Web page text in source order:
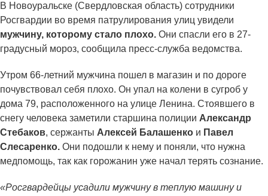
В Новоуральске (Свердловская область) сотрудники
Росгвардии во время патрулирования улиц увидели
мужчину, которому стало плохо. Они спасли его в 27-
градусный мороз, сообщила пресс-служба ведомства.
Утром 66-летний мужчина пошел в магазин и по дороге
почувствовал себя плохо. Он упал на колени в сугроб у
дома 79, расположенного на улице Ленина. Стоявшего в
снегу человека заметили старшина полиции Александр
Стебаков, сержанты Алексей Балашенко и Павел
Слесаренко. Они подошли к нему и поняли, что нужна
медпомощь, так как горожанин уже начал терять сознание.
«Росгвардейцы усадили мужчину в теплую машину и